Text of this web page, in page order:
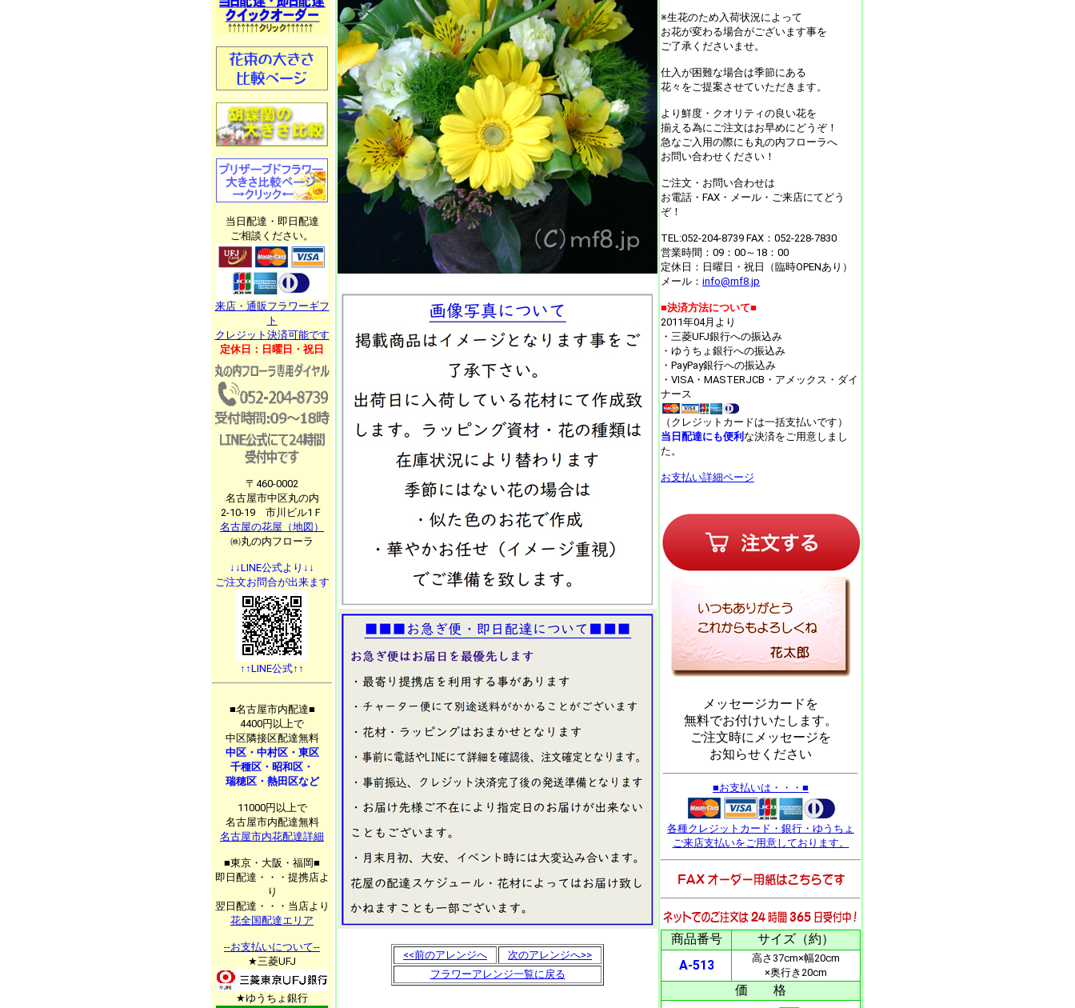
当日配達・即日配達
ご相談ください。
来店・通販フラワーギフ
ト
クレジット決済可能です
定休日：日曜日・祝日
〒460-0002
名古屋市中区丸の内
2-10-19 市川ビル1Ｆ
名古屋の花屋（地図）
㈱丸の内フローラ
↓↓LINE公式より↓↓
ご注文お問合が出来ます
↑↑LINE公式↑↑
■名古屋市内配達■
4400円以上で
中区隣接区配達無料
中区・中村区・東区
千種区・昭和区・
瑞穂区・熱田区など
11000円以上で
名古屋市内配達無料
名古屋市内花配達詳細
■東京・大阪・福岡■
即日配達・・・提携店よ
り
翌日配達・・・当店より
花全国配達エリア
--お支払いについて--
★三菱UFJ
★ゆうちょ銀行
<<前のアレンジへ
次のアレンジへ>>
フラワーアレンジ一覧に戻る
※生花のため入荷状況によって
お花が変わる場合がございます事を
ご了承くださいませ。
仕入が困難な場合は季節にある
花々をご提案させていただきます。
より鮮度・クオリティの良い花を
揃える為にご注文はお早めにどうぞ！
急なご入用の際にも丸の内フローラへ
お問い合わせください！
ご注文・お問い合わせは
お電話・FAX・メール・ご来店にてどう
ぞ！
TEL:052-204-8739 FAX：052-228-7830
営業時間：09：00～18：00
定休日：日曜日・祝日（臨時OPENあり）
メール： info@mf8.jp
■決済方法について■
2011年04月より
・三菱UFJ銀行への振込み
・ゆうちょ銀行への振込み
・PayPay銀行への振込み
・VISA・MASTERJCB・アメックス・ダイ
ナース
（クレジットカードは一括支払いです）
当日配達にも便利 な決済をご用意しまし
た。
お支払い詳細ページ
メッセージカードを
無料でお付けいたします。
ご注文時にメッセージを
お知らせください
■お支払いは・・・■
各種クレジットカード・銀行・ゆうちょ
ご来店支払いをご用意しております。
商品番号
サイズ（約）
A-513
高さ37cm×幅20cm
×奥行き20cm
価 格